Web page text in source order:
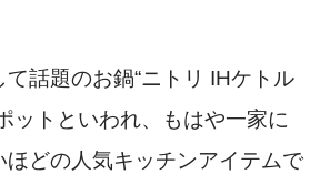
話題のお鍋“ニトリ IHケトル
ットといわれ、もはや一家に
ほどの人気キッチンアイテムで